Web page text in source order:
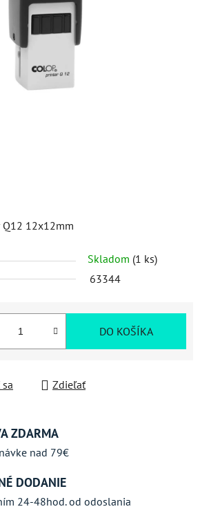
Q12 12x12mm
Skladom (1 ks)
63344
DO KOŠÍKA
Zdieľať
ZDARMA
nad 79€
DODANIE
24-48hod. od odoslania